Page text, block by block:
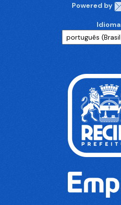
Powered by
Idioma